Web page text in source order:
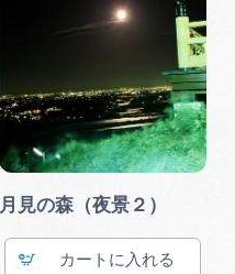
月見の森（夜景２）
カート